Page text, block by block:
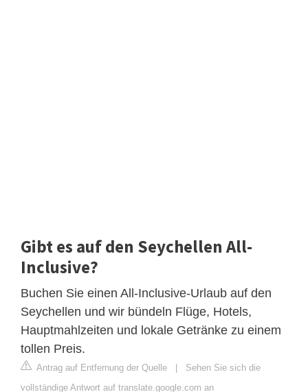
Gibt es auf den Seychellen All-
Inclusive?
Buchen Sie einen All-Inclusive-Urlaub auf den
Seychellen und wir bündeln Flüge, Hotels,
Hauptmahlzeiten und lokale Getränke zu einem
tollen Preis.
Antrag auf Entfernung der Quelle | Sehen Sie sich die
vollständige Antwort auf translate.google.com an